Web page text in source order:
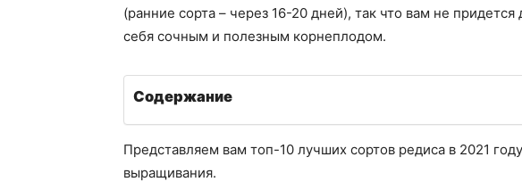
(ранние сорта – через 16-20 дней), так что вам не
себя сочным и полезным корнеплодом.
Содержание
Представляем вам топ-10 лучших сортов редиса в 2021
выращивания.